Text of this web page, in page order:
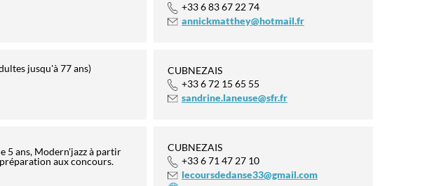
+33 6 83 67 22 74
annickmatthey@hotmail.fr
jusqu'à 77 ans)
CUBNEZAIS
+33 6 72 15 65 55
sandrine.laneuse@sfr.fr
5 ans, Modern'jazz à partir
aux concours.
CUBNEZAIS
+33 6 71 47 27 10
lecoursdedanse33@gmail.com